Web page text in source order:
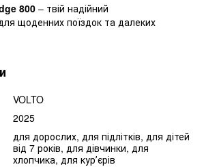
800 – твій надійний
щоденних поїздок та далеких
VOLTO
2025
для дорослих, для підлітків, для дітей
від 7 років, для дівчинки, для
хлопчика, для курʼєрів